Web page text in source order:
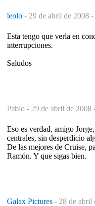
leolo - 29 de abril de 2008
Esta tengo que verla en
interrupciones.
Saludos
Pablo - 29 de abril de 2008
Eso es verdad, amigo
centrales, sin desperdicio
De las mejores de Cruise,
Ramón. Y que sigas bien.
Galax Pictures - 28 de abril